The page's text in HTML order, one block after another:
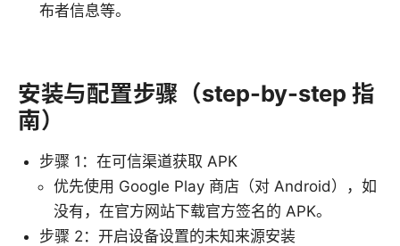
布者信息等。
安装与配置步骤（step-by-step 指
南）
步骤 1：在可信渠道获取 APK
优先使用 Google Play 商店（对 Android），如
没有，在官方网站下载官方签名的 APK。
步骤 2：开启设备设置的未知来源安装